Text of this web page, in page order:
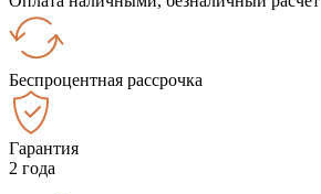
Беспроцентная рассрочка
Гарантия
2 года